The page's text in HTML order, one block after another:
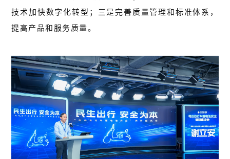
技术加快数字化转型；三是完善质量管理和标准体系，
提高产品和服务质量。